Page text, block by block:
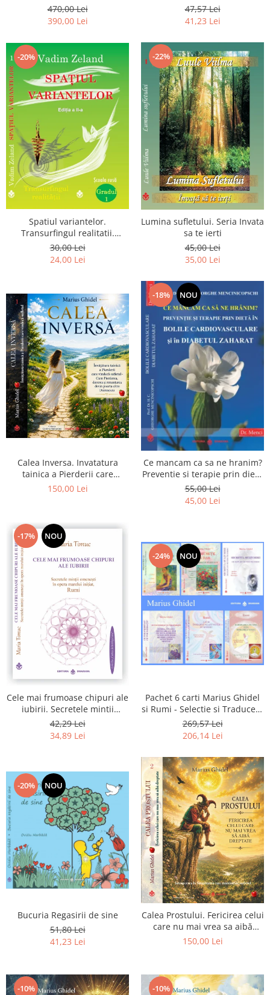
Luceafarului de Dimineata -
Gratuit)
470,00 Lei
390,00 Lei
chiar dragostea ta. Editia a 2-
a
47,57 Lei
41,23 Lei
-20%
Spatiul variantelor.
Transurfingul realitatii.
Gradul 1. Cum sa ne
dezvoltam intuitia si sa ne
30,00 Lei
24,00 Lei
-22%
Lumina sufletului. Seria Invata
sa te ierti
45,00 Lei
35,00 Lei
Calea Inversa. Invatatura
tainica a Pierderii care
vindeca sufletul - Cum
150,00 Lei
-18% NOU
Ce mancam ca sa ne hranim?
Preventie si terapie prin dieta
in bolile cardiovasculare si in
diabetul zaharat
55,00 Lei
45,00 Lei
-17% NOU
Cele mai frumoase chipuri ale
iubirii. Secretele mintii
omenesti in opera marelui
initiat, Rumi
42,29 Lei
34,89 Lei
-24% NOU
Pachet 6 carti Marius Ghidel
si Rumi - Selectie si Traducere
de Marius Ghidel
269,57 Lei
206,14 Lei
-20% NOU
Bucuria Regasirii de sine
51,80 Lei
41,23 Lei
Calea Prostului. Fericirea celui
care nu mai vrea sa aibă
dreptate - Intoarcerea la
150,00 Lei
-10% -10%